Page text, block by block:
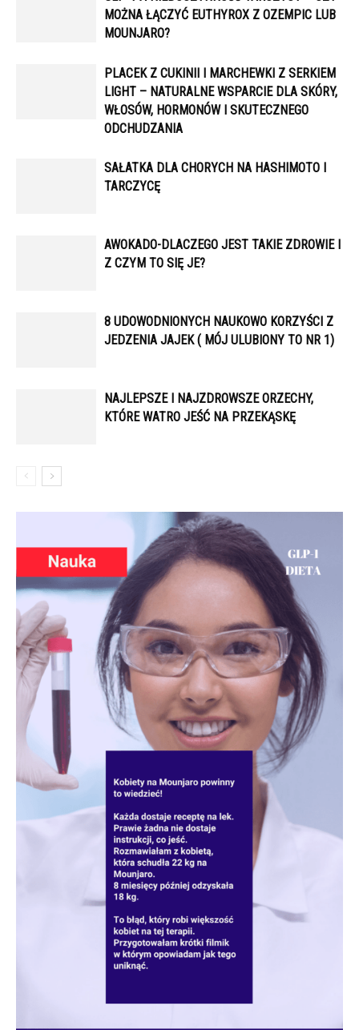
MOŻNA ŁĄCZYĆ EUTHYROX Z OZEMPIC LUB
MOUNJARO?
PLACEK Z CUKINII I MARCHEWKI Z SERKIEM
LIGHT – NATURALNE WSPARCIE DLA SKÓRY,
WŁOSÓW, HORMONÓW I SKUTECZNEGO
ODCHUDZANIA
SAŁATKA DLA CHORYCH NA HASHIMOTO I
TARCZYCĘ
AWOKADO-DLACZEGO JEST TAKIE ZDROWIE I
Z CZYM TO SIĘ JE?
8 UDOWODNIONYCH NAUKOWO KORZYŚCI Z
JEDZENIA JAJEK ( MÓJ ULUBIONY TO NR 1)
NAJLEPSZE I NAJZDROWSZE ORZECHY,
KTÓRE WATRO JEŚĆ NA PRZEKĄSKĘ